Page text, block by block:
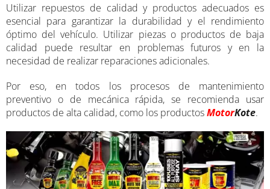
Utilizar repuestos de calidad y productos adecuados es
esencial para garantizar la durabilidad y el rendimiento
óptimo del vehículo. Utilizar piezas o productos de baja
calidad puede resultar en problemas futuros y en la
necesidad de realizar reparaciones adicionales.
Por eso, en todos los procesos de mantenimiento
preventivo o de mecánica rápida, se recomienda usar
productos de alta calidad, como los productosMotorKote.